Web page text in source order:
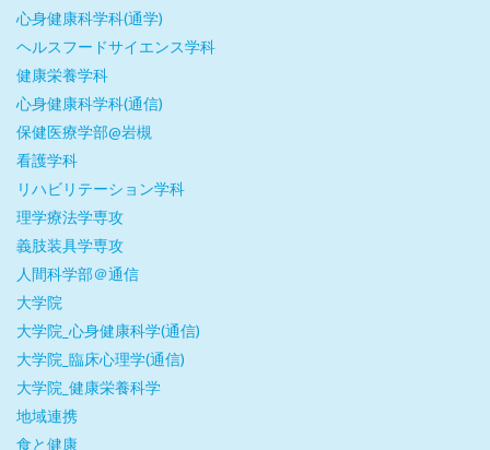
心身健康科学科(通学)
ヘルスフードサイエンス学科
健康栄養学科
心身健康科学科(通信)
保健医療学部@岩槻
看護学科
リハビリテーション学科
理学療法学専攻
義肢装具学専攻
人間科学部＠通信
大学院
大学院_心身健康科学(通信)
大学院_臨床心理学(通信)
大学院_健康栄養科学
地域連携
食と健康